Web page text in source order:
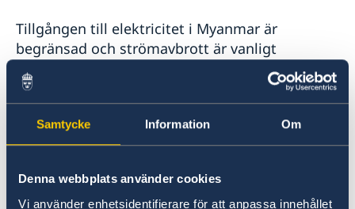
Samtycke Information Om
Denna webbplats använder cookies
Vi använder enhetsidentifierare för att anpassa innehållet
Resa i landet
Ambassadens sektionskansli i Yangon
Honorärkonsulatet i Yangon
Passverksamhet i Myanmar
Samordningsnummer Myanmar
Tillgången till elektricitet i Myanmar är
begränsad och strömavbrott är vanligt
förekommande.
Flygtrafiken i Myanmar är allmänt sett säker,
även om incidenter vid inrikesflyg har
rapporterats. I samband med det ökande